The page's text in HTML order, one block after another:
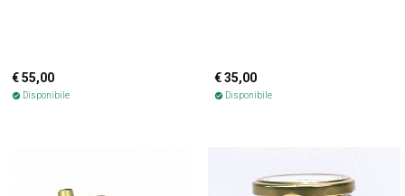
€ 55,00
check_circle Disponibile
€ 35,00
check_circle Disponibile